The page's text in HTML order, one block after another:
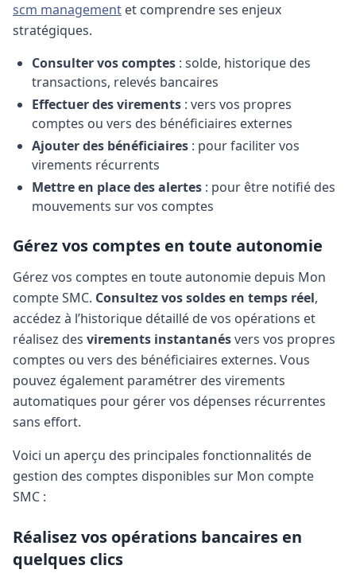
scm management et comprendre ses enjeux
stratégiques.
Consulter vos comptes : solde, historique des
transactions, relevés bancaires
Effectuer des virements : vers vos propres
comptes ou vers des bénéficiaires externes
Ajouter des bénéficiaires : pour faciliter vos
virements récurrents
Mettre en place des alertes : pour être notifié des
mouvements sur vos comptes
Gérez vos comptes en toute autonomie
Gérez vos comptes en toute autonomie depuis Mon
compte SMC. Consultez vos soldes en temps réel,
accédez à l’historique détaillé de vos opérations et
réalisez des virements instantanésvers vos propres
comptes ou vers des bénéficiaires externes. Vous
pouvez également paramétrer des virements
automatiques pour gérer vos dépenses récurrentes
sans effort.
Voici un aperçu des principales fonctionnalités de
gestion des comptes disponibles sur Mon compte
SMC :
Réalisez vos opérations bancaires en
quelques clics